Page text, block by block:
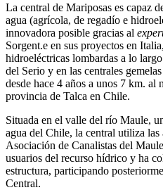
La central de Mariposas es capaz
agua (agrícola, de regadío e
innovadora posible gracias al
Sorgent.e en sus proyectos en
hidroeléctricas lombardas a lo
del Serio y en las centrales
desde hace 4 años a unos 7 km. al
provincia de Talca en Chile.
Situada en el valle del río Maule,
agua del Chile, la central utiliza las
Asociación de Canalistas del
usuarios del recurso hídrico y ha
estructura, participando
Central.